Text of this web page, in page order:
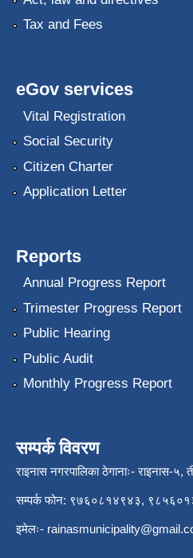
Tax and Fees
eGov services
Vital Registration
Social Security
Citizen Charter
Application Letter
Reports
Annual Progress Report
Trimester Progress Report
Public Hearing
Public Audit
Monthly Progress Report
सम्पर्क विवरण
राइनास नगरपालिका ठेगानाः- राइनास-
सम्पर्क फोन: ९७६०८१४९४३,
इमेलः-